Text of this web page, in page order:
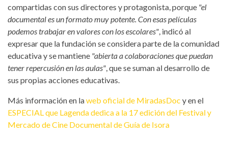
compartidas con sus directores y protagonista, porque "el
documental es un formato muy potente. Con esas películas
podemos trabajar en valores con los escolares", indicó al
expresar que la fundación se considera parte de la comunidad
educativa y se mantiene "abierta a colaboraciones que puedan
tener repercusión en las aulas", que se suman al desarrollo de
sus propias acciones educativas.
Más información en laweb oficial de MiradasDoc y en el
ESPECIAL que Lagenda dedica a la 17 edición del Festival y
Mercado de Cine Documental de Guía de Isora